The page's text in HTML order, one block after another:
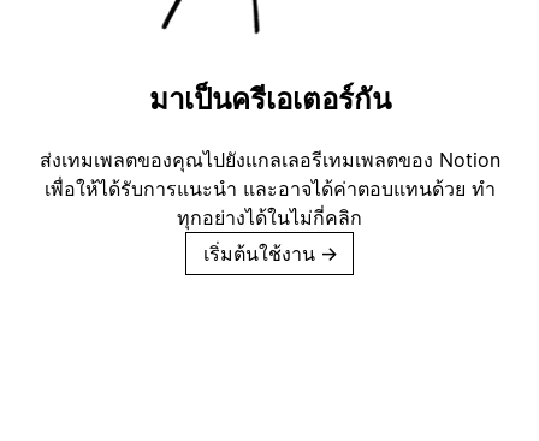
มาเป็นครีเอเตอร์กัน
ส่งเทมเพลตของคุณไปยังแกลเลอรีเทมเพลตของ Notion
เพื่อให้ได้รับการแนะนำ และอาจได้ค่าตอบแทนด้วย ทำ
ทุกอย่างได้ในไม่กี่คลิก
เริ่มต้นใช้งาน →